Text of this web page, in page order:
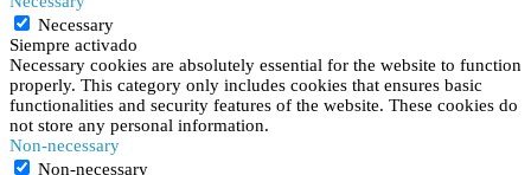
Necessary
Siempre activado
Necessary cookies are absolutely essential for the website to function
properly. This category only includes cookies that ensures basic
functionalities and security features of the website. These cookies do
not store any personal information.
Non-necessary
Non-necessary